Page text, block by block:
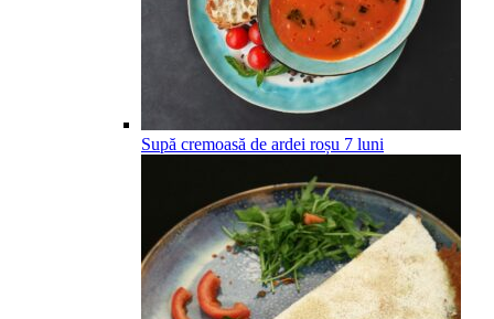
Supă cremoasă de ardei roșu 7 luni